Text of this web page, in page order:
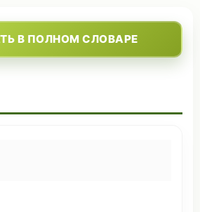
В ПОЛНОМ СЛОВАРЕ